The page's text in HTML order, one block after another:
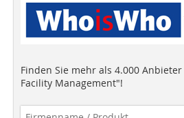
Finden Sie mehr als 4.000
Facility Management"!